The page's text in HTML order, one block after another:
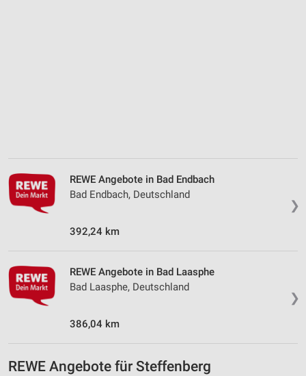
❯
REWE Angebote in Bad Endbach
Bad Endbach, Deutschland
392,24 km
❯
REWE Angebote in Bad Laasphe
Bad Laasphe, Deutschland
386,04 km
REWE Angebote für Steffenberg
Informationen identifizieren
Nicht-IAB-Verarbeitungszwecke:
Funktional
Werbung